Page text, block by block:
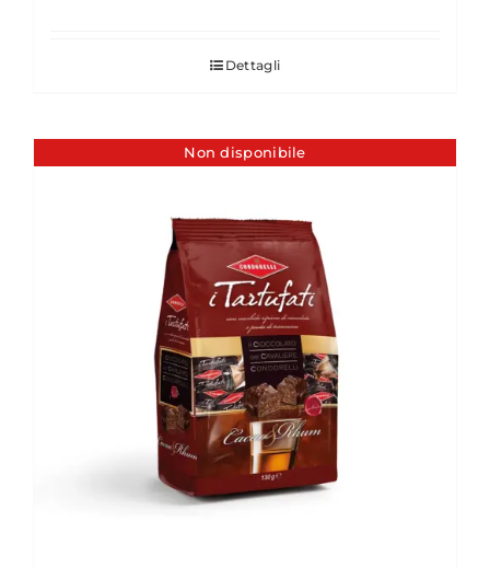
da
€37.00
Dettagli
Non disponibile